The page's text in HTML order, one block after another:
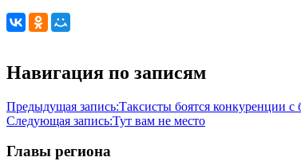
Навигация по записям
Предыдущая запись:Таксисты боятся конкуренции с
Следующая запись:Тут вам не место
Главы региона